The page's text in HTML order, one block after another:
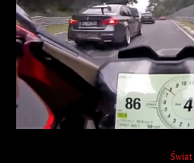
Świat